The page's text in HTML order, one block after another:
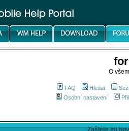
O
FAQ Hledat
Osobní nastavení
Zašlete mi